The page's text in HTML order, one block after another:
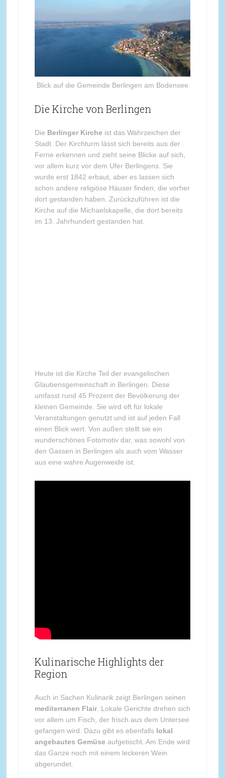
Blick auf die Gemeinde Berlingen am Bodensee
Die Kirche von Berlingen
Die Berlinger Kirche ist das Wahrzeichen der
Stadt. Der Kirchturm lässt sich bereits aus der
Ferne erkennen und zieht seine Blicke auf sich,
vor allem kurz vor dem Ufer Berlingens. Sie
wurde erst 1842 erbaut, aber es lassen sich
schon andere religiöse Häuser finden, die vorher
dort gestanden haben. Zurückzuführen ist die
Kirche auf die Michaelskapelle, die dort bereits
im 13. Jahrhundert gestanden hat.
Heute ist die Kirche Teil der evangelischen
Glaubensgemeinschaft in Berlingen. Diese
umfasst rund 45 Prozent der Bevölkerung der
kleinen Gemeinde. Sie wird oft für lokale
Veranstaltungen genutzt und ist auf jeden Fall
einen Blick wert. Von außen stellt sie ein
wunderschönes Fotomotiv dar, was sowohl von
den Gassen in Berlingen als auch vom Wasser
aus eine wahre Augenweide ist.
Kulinarische Highlights der
Region
Auch in Sachen Kulinarik zeigt Berlingen seinen
mediterranen Flair. Lokale Gerichte drehen sich
vor allem um Fisch, der frisch aus dem Untersee
gefangen wird. Dazu gibt es ebenfalls lokal
angebautes Gemüse aufgetischt. Am Ende wird
das Ganze noch mit einem leckeren Wein
abgerundet.